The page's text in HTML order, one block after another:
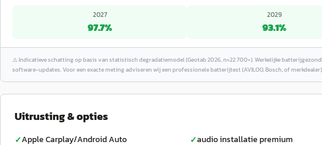
2027
97.7%
2029
93.1%
⚠️Indicatieve schatting op basis van statistisch degradatiemodel (Geotab 2026, n=22.700+). Werkelijke
software-updates. Voor een exacte meting adviseren wij een professionele batterijtest (AVILOO, Bosch, of
Uitrusting & opties
✓Apple Carplay/Android Auto ✓audio installatie premium